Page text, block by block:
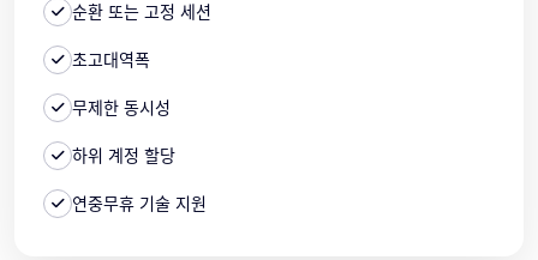
순환 또는 고정 세션
초고대역폭
무제한 동시성
하위 계정 할당
연중무휴 기술 지원